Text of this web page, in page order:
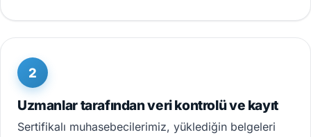
2
Uzmanlar tarafından veri kontrolü ve kayıt
Sertifikalı muhasebecilerimiz, yüklediğin belgeleri